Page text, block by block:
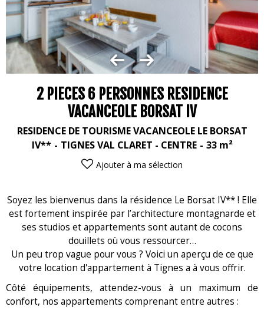
2 PIECES 6 PERSONNES RESIDENCE
VACANCEOLE BORSAT IV
RESIDENCE DE TOURISME VACANCEOLE LE BORSAT
IV**
TIGNES VAL CLARET - CENTRE 33 m²
Ajouter à ma sélection
Soyez les bienvenus dans la résidence Le Borsat IV** ! Elle
est fortement inspirée par l’architecture montagnarde et
ses studios et appartements sont autant de cocons
douillets où vous ressourcer…
Un peu trop vague pour vous ? Voici un aperçu de ce que
votre location d'appartement à Tignes a à vous offrir.
Côté équipements, attendez-vous à un maximum de
confort, nos appartements comprenant entre autres :